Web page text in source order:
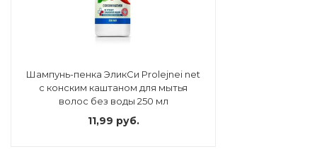
Шампунь-пенка ЭликСи Prolejnei net
с конским каштаном для мытья
волос без воды 250 мл
11,99 руб.